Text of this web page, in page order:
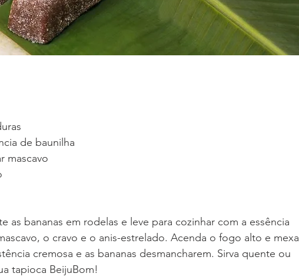
de baunilha
mascavo
as bananas em rodelas e leve para cozinhar com a essência
o cravo e o anis-estrelado. Acenda o fogo alto e mexa
cremosa e as bananas desmancharem. Sirva quente ou
tapioca BeijuBom!